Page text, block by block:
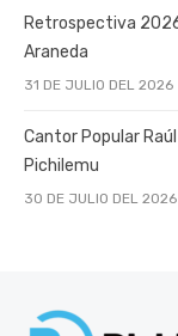
Retrospectiva
Araneda
31 DE JULIO DEL 2026
Cantor Popular
Pichilemu
30 DE JULIO DEL 2026